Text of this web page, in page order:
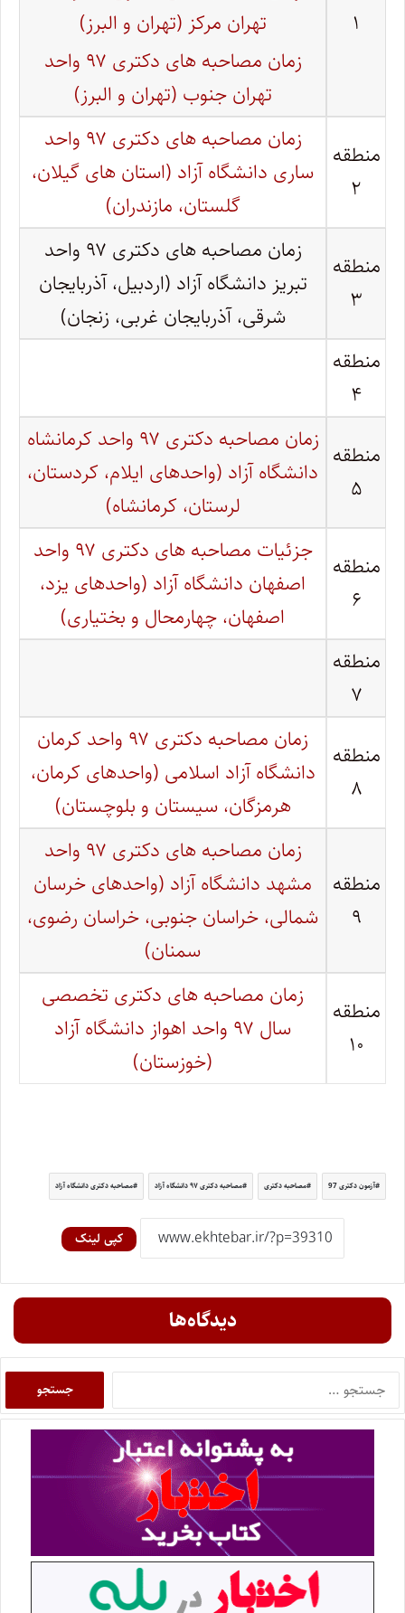
۱
تهران مرکز (تهران و البرز)
زمان مصاحبه های دکتری ۹۷ واحد
تهران جنوب (تهران و البرز)
منطقه
۲
زمان مصاحبه های دکتری ۹۷ واحد
ساری دانشگاه آزاد (استان های گیلان،
گلستان، مازندران)
منطقه
۳
زمان مصاحبه های دکتری ۹۷ واحد
تبریز دانشگاه آزاد (اردبیل، آذربایجان
شرقی، آذربایجان غربی، زنجان)
منطقه
۴
منطقه
۵
زمان مصاحبه دکتری ۹۷ واحد کرمانشاه
دانشگاه آزاد (واحدهای ایلام، کردستان،
لرستان، کرمانشاه)
منطقه
۶
جزئیات مصاحبه های دکتری ۹۷ واحد
اصفهان دانشگاه آزاد (واحدهای یزد،
اصفهان، چهارمحال و بختیاری)
منطقه
۷
منطقه
۸
زمان مصاحبه دکتری ۹۷ واحد کرمان
دانشگاه آزاد اسلامی (واحدهای کرمان،
هرمزگان، سیستان و بلوچستان)
منطقه
۹
زمان مصاحبه های دکتری ۹۷ واحد
مشهد دانشگاه آزاد (واحدهای خرسان
شمالی، خراسان جنوبی، خراسان رضوی،
سمنان)
منطقه
۱۰
زمان مصاحبه های دکتری تخصصی
سال ۹۷ واحد اهواز دانشگاه آزاد
(خوزستان)
آزمون دکتری 97 مصاحبه دکتری مصاحبه‌ دکتری ۹۷ دانشگاه آزاد مصاحبه دکتری دانشگاه آزاد
کپی لینک
دیدگاه‌ها